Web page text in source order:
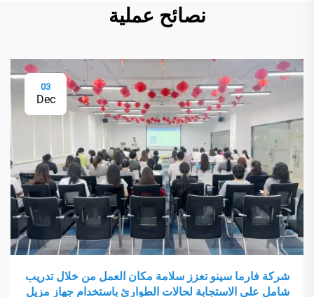
نصائح عملية
03
Dec
شركة فارما سينو تعزز سلامة مكان العمل من خلال تدريب
شامل على الاستجابة لحالات الطوارئ باستخدام جهاز مزيل